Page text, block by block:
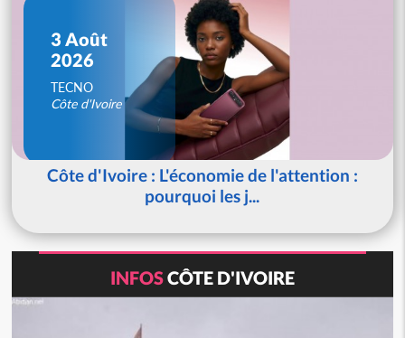
3 Août
2026
TECNO
Côte d'Ivoire
Côte d'Ivoire : L'économie de l'attention :
pourquoi les j...
INFOSCÔTE D'IVOIRE